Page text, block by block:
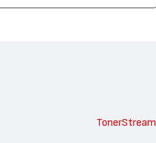
TonerStream